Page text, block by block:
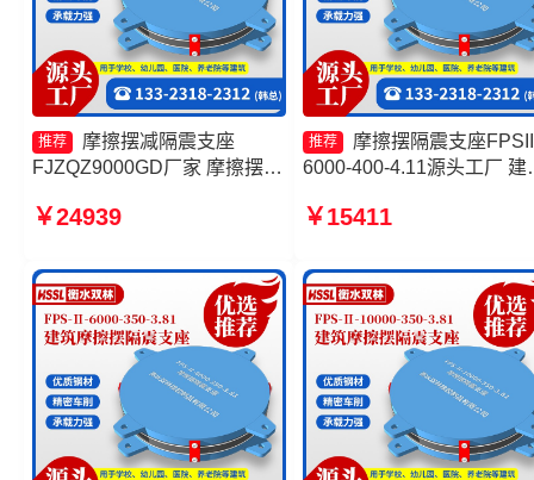
推荐
摩擦摆减隔震支座
FJZQZ9000GD厂家 摩擦摆支
座FPSII-5000-300-3.48厂家
￥24939
推荐
摩擦摆隔震支座
6000-400-4.11源头工厂 建
座厂家 FPS隔震支座
￥15411